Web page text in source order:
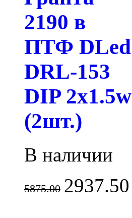
2190 в
ПТФ DLed
DRL-153
DIP 2x1.5w
(2шт.)
В наличии
5875.00 2937.50